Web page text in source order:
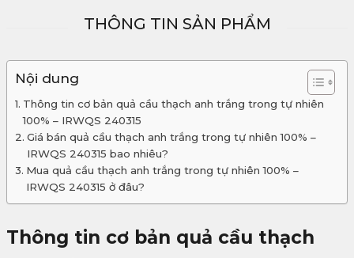
THÔNG TIN SẢN PHẨM
Nội dung
Thông tin cơ bản quả cầu thạch anh trắng trong tự nhiên
100% – IRWQS 240315
Giá bán quả cầu thạch anh trắng trong tự nhiên 100% –
IRWQS 240315 bao nhiêu?
Mua quả cầu thạch anh trắng trong tự nhiên 100% –
IRWQS 240315 ở đâu?
Thông tin cơ bản quả cầu thạch